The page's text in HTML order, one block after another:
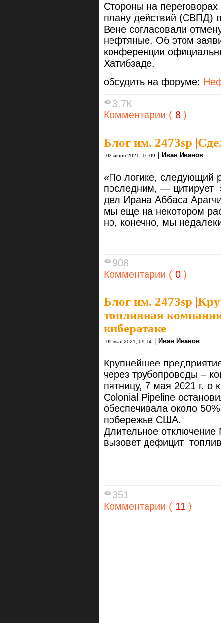
Стороны на
плану действий (СВПД)
Вене согласовали
нефтяные. Об этом
конференции
Хатибзаде.
обсудить на форуме:
3.7К
Комментарии ( 8 )
Блог им. 2473sp |
03 июня 2021, 16:09 Иван Иванов
«По логике, следующий
последним, — цитирует
дел Ирана Аббаса
мы еще на некотором
но, конечно, мы
908
Комментарии ( 0 )
Блог им. 2473sp |
топливная
кибератаке
09 мая 2021, 09:14 Иван Иванов
Крупнейшее
через трубопроводы –
пятницу, 7 мая 2021 г. о
Colonial Pipeline
обеспечивала около
побережье США.
Длительное
вызовет дефицит
351
Комментарии ( 11 )